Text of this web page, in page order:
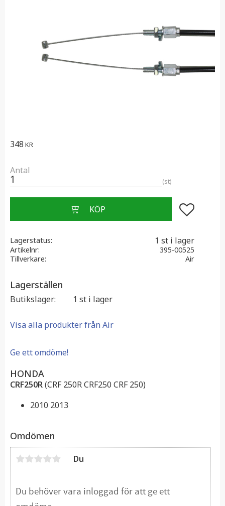
348 KR
Antal
st
Lägg till i
Lagerstatus 1 st i lager
Artikelnr
395-00525
Tillverkare
Air
Lagerställen
Butikslager 1 st i lager
Visa alla produkter från Air
Ge ett omdöme!
HONDA
CRF250R(CRF 250R CRF250 CRF 250)
2010 2013
Omdömen
Du